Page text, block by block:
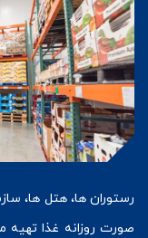
رستوران ها، هتل ها،
صورت روزانه غذا